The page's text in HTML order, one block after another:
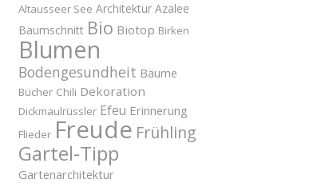
Altausseer See Architektur Azalee
Baumschnitt Bio Biotop Birken
Blumen
Bodengesundheit Bäume
Bücher Chili Dekoration
Dickmaulrüssler Efeu Erinnerung
Flieder Freude Frühling
Gartel-Tipp
Gartenarchitektur